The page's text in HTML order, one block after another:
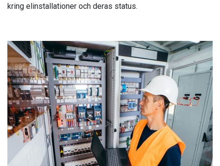
kring elinstallationer och deras status.